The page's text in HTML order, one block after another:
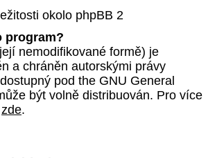
okolo phpBB 2
program?
nemodifikované formě) je
a chráněn autorskými právy
pod the GNU General
být volně distribuován. Pro více
zde.